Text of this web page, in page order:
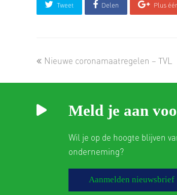
Tweet Delen Plus
previous
Nieuwe coronamaatregelen – TVL
Meld je aan
Wil je op de hoogte blijven
onderneming?
Aanmelden nieuwsbrief